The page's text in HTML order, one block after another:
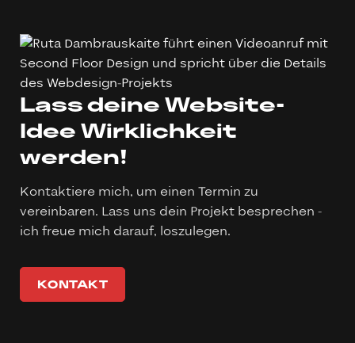
Lass deine Website-
Idee Wirklichkeit
werden!
Kontaktiere mich, um einen Termin zu
vereinbaren. Lass uns dein Projekt besprechen -
ich freue mich darauf, loszulegen.
KONTAKT
KONTAKT